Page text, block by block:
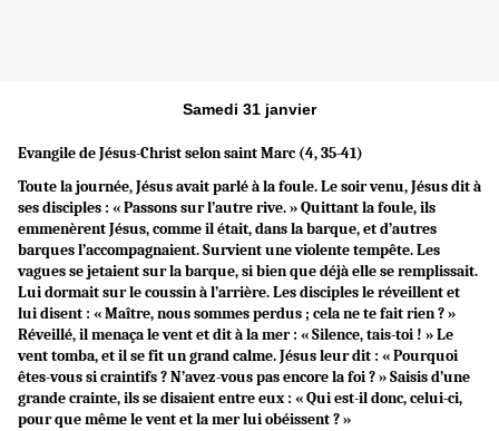
Samedi 31 janvier
Evangile de Jésus-Christ selon saint Marc (4, 35-41)
Toute la journée, Jésus avait parlé à la foule. Le soir venu, Jésus dit à
ses disciples : « Passons sur l’autre rive. » Quittant la foule, ils
emmenèrent Jésus, comme il était, dans la barque, et d’autres
barques l’accompagnaient. Survient une violente tempête. Les
vagues se jetaient sur la barque, si bien que déjà elle se remplissait.
Lui dormait sur le coussin à l’arrière. Les disciples le réveillent et
lui disent : « Maître, nous sommes perdus ; cela ne te fait rien ? »
Réveillé, il menaça le vent et dit à la mer : « Silence, tais-toi ! » Le
vent tomba, et il se fit un grand calme. Jésus leur dit : « Pourquoi
êtes-vous si craintifs ? N’avez-vous pas encore la foi ? » Saisis d’une
grande crainte, ils se disaient entre eux : « Qui est-il donc, celui-ci,
pour que même le vent et la mer lui obéissent ? »